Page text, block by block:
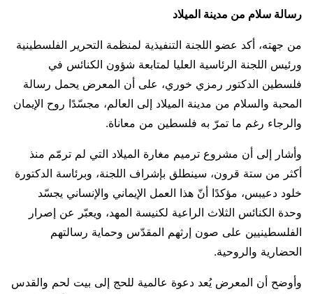
رسالة سلام من مدينة الميلاد
من جهته، أكد عضو اللجنة التنفيذية لمنظمة التحرير الفلسطينية
ورئيس اللجنة الرئاسية العليا لمتابعة شؤون الكنائس في
فلسطين الدكتور رمزي خوري، على أن المعرض يحمل رسالة
المحبة والسلام من مدينة الميلاد إلى العالم، مجسّدًا روح الإيمان
والرجاء رغم ما تمرّ به فلسطين من معاناة.
وأشار إلى أن مشروع ترميم مغارة الميلاد التي لم ترمّم منذ
أكثر من ستة قرون، سينطلق بإشراف اللجنة، وبرئاسة الدكتورة
خلود دعيبس، مؤكدًا أنّ هذا العمل الإيماني والإنساني يجسّد
وحدة الكنائس الثلاث الراعية لكنيسة المهد، ويعبّر عن إصرار
الفلسطينيين على صون إرثهم المقدّس وحماية رسالتهم
الحضارية والروحية.
وأوضح أن المعرض يُعد دعوة عالمية للحج إلى بيت لحم والقدس